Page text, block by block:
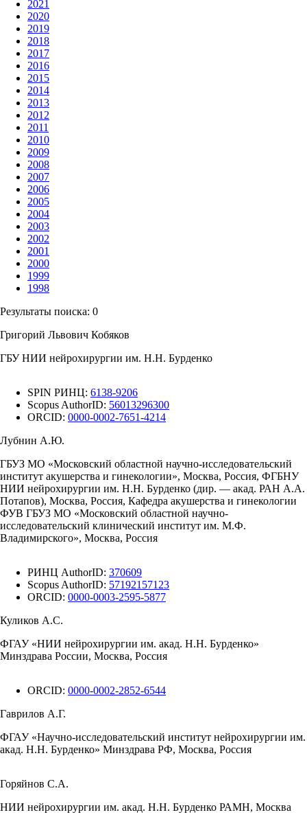
2021
2020
2019
2018
2017
2016
2015
2014
2013
2012
2011
2010
2009
2008
2007
2006
2005
2004
2003
2002
2001
2000
1999
1998
Результаты поиска: 0
Григорий Львович Кобяков
ГБУ НИИ нейрохирургии им. Н.Н. Бурденко
SPIN РИНЦ: 6138-9206
Scopus AuthorID: 56013296300
ORCID: 0000-0002-7651-4214
Лубнин А.Ю.
ГБУЗ МО «Московский областной научно-исследовательский
институт акушерства и гинекологии», Москва, Россия, ФГБНУ
НИИ нейрохирургии им. Н.Н. Бурденко (дир. — акад. РАН А.А.
Потапов), Москва, Россия, Кафедра акушерства и гинекологии
ФУВ ГБУЗ МО «Московский областной научно-
исследовательский клинический институт им. М.Ф.
Владимирского», Москва, Россия
РИНЦ AuthorID: 370609
Scopus AuthorID: 57192157123
ORCID: 0000-0003-2595-5877
Куликов А.С.
ФГАУ «НИИ нейрохирургии им. акад. Н.Н. Бурденко»
Минздрава России, Москва, Россия
ORCID: 0000-0002-2852-6544
Гаврилов А.Г.
ФГАУ «Научно-исследовательский институт нейрохирургии им.
акад. Н.Н. Бурденко» Минздрава РФ, Москва, Россия
Горяйнов С.А.
НИИ нейрохирургии им. акад. Н.Н. Бурденко РАМН, Москва